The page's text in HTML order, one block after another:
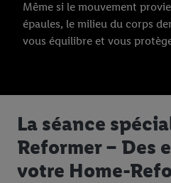
Même si le mouvement
épaules, le milieu du corps
vous équilibre et vous
La séance
Reformer – Des
votre Home-